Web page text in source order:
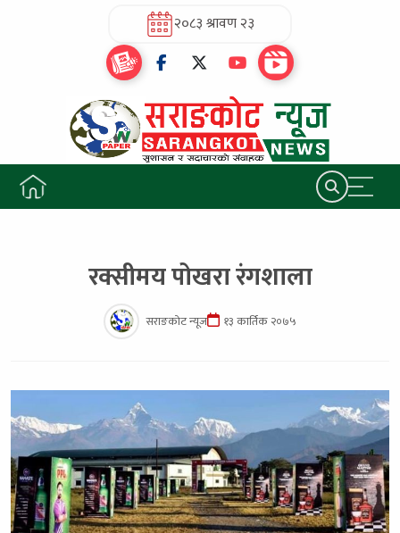
२०८३ श्रावण २३
रक्सीमय पोखरा रंगशाला
सराङकोट न्यूज १३ कार्तिक २०७५